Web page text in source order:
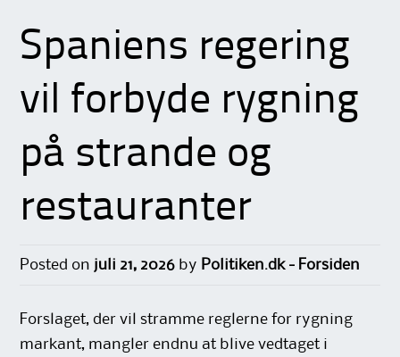
Spaniens regering
vil forbyde rygning
på strande og
restauranter
Posted on juli 21, 2026 by Politiken.dk - Forsiden
Forslaget, der vil stramme reglerne for rygning
markant, mangler endnu at blive vedtaget i